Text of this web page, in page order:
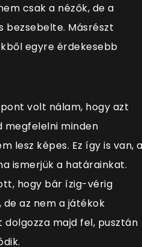
csak a nézők, de a
bezsebelte. Másrészt
egyre érdekesebb
volt nálam, hogy azt
megfelelni minden
lesz képes. Ez így is van,
ismerjük a határainkat.
hogy bár ízig-vérig
de az nem a játékok
majd fel, pusztán